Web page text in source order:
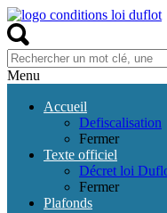
Menu
Accueil
Defiscalisation
Fermer
Texte officiel
Décret loi
Fermer
Plafonds